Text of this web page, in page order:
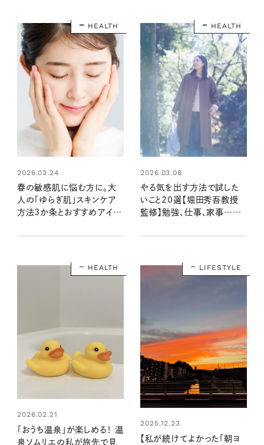
HEALTH
2026.03.24
春の敏感肌に悩む方に。大
人の「ゆらぎ肌」スキンケア
方法3か条とおすすめアイテ
HEALTH
2026.03.08
やる気を出す方法で試した
いこと20選【堀田秀吾教授
監修】勉強、仕事、家事…や
ションの上げ方
HEALTH
2026.02.21
「おうち温泉」が楽しめる！ 温
泉ソムリエの私が旅先で見
LIFESTYLE
2025.12.23
【私が続けてよかった「朝ヨ